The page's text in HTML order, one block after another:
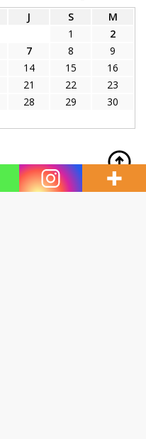
J S
M
1
2
7 8
9
14 15
16
21 22
23
28 29
30